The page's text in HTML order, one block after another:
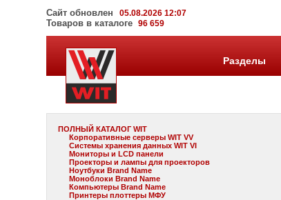
Сайт обновлен 05.08.2026 12:07
Товаров в каталоге96 659
Разделы
ПОЛНЫЙ КАТАЛОГ WIT
Корпоративные серверы WIT VV
Системы хранения данных WIT VI
Мониторы и LCD панели
Проекторы и лампы для проекторов
Ноутбуки Brand Name
Моноблоки Brand Name
Компьютеры Brand Name
Принтеры плоттеры МФУ